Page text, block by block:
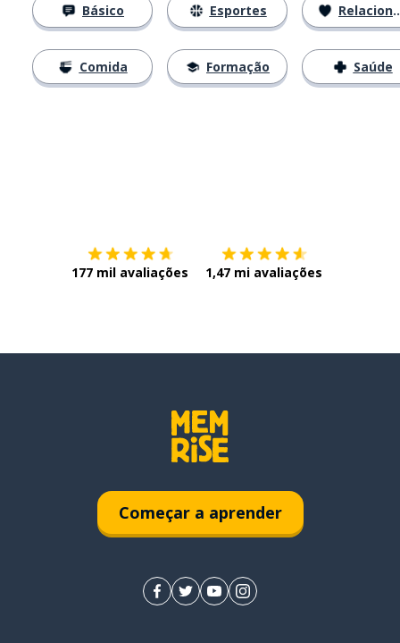
Básico
Comida
Esportes
Formação
Relacionamentos
Saúde
177 mil avaliações 1,47 mi avaliações
Começar a aprender